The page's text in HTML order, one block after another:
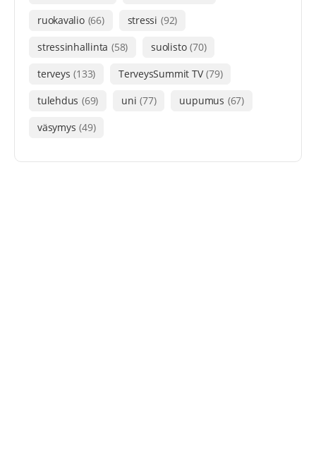
ruokavalio (66) stressi (92)
stressinhallinta (58) suolisto (70)
terveys (133) TerveysSummit TV (79)
tulehdus (69) uni (77) uupumus (67)
väsymys (49)